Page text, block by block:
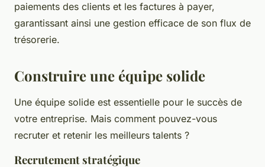
paiements des clients et les factures à payer,
garantissant ainsi une gestion efficace de son flux de
trésorerie.
Construire une équipe solide
Une équipe solide est essentielle pour le succès de
votre entreprise. Mais comment pouvez-vous
recruter et retenir les meilleurs talents ?
Recrutement stratégique